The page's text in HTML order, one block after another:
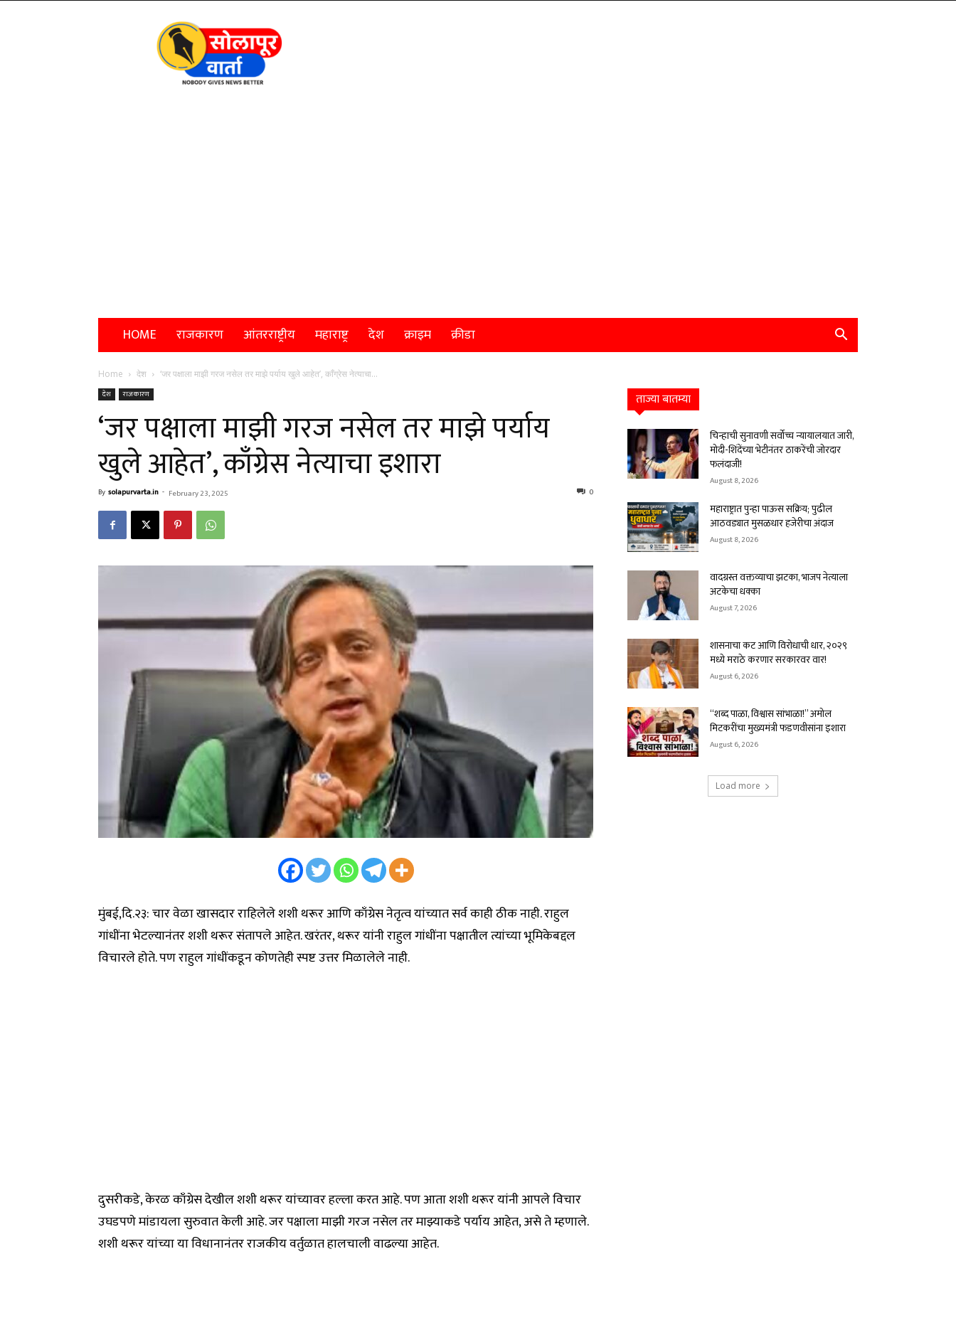
Solapur
Varta
HOME राजकारण आंतरराष्ट्रीय महाराष्ट्र देश क्राइम क्रीडा
Home देश ‘जर पक्षाला माझी गरज नसेल तर माझे पर्याय खुले आहेत’, काँग्रेस नेत्याचा...
देश राजकारण
‘जर पक्षाला माझी गरज नसेल तर माझे पर्याय
खुले आहेत’, काँग्रेस नेत्याचा इशारा
By solapurvarta.in - February 23, 2025 0
मुंबई,दि.२३: चार वेळा खासदार राहिलेले शशी थरूर आणि काँग्रेस नेतृत्व यांच्यात सर्व काही ठीक नाही. राहुल
गांधींना भेटल्यानंतर शशी थरूर संतापले आहेत. खरंतर, थरूर यांनी राहुल गांधींना पक्षातील त्यांच्या भूमिकेबद्दल
विचारले होते. पण राहुल गांधींकडून कोणतेही स्पष्ट उत्तर मिळालेले नाही.
दुसरीकडे, केरळ काँग्रेस देखील शशी थरूर यांच्यावर हल्ला करत आहे. पण आता शशी थरूर यांनी आपले विचार
उघडपणे मांडायला सुरुवात केली आहे. जर पक्षाला माझी गरज नसेल तर माझ्याकडे पर्याय आहेत, असे ते म्हणाले.
शशी थरूर यांच्या या विधानानंतर राजकीय वर्तुळात हालचाली वाढल्या आहेत.
ताज्या बातम्या
चिन्हाची सुनावणी सर्वोच्च न्यायालयात जारी,
मोदी-शिंदेंच्या भेटीनंतर ठाकरेंची जोरदार
फलंदाजी!
August 8, 2026
महाराष्ट्रात पुन्हा पाऊस सक्रिय; पुढील
आठवड्यात मुसळधार हजेरीचा अंदाज
August 8, 2026
वादग्रस्त वक्तव्याचा झटका, भाजप नेत्याला
अटकेचा धक्का
August 7, 2026
शासनाचा कट आणि विरोधाची धार, २०२९
मध्ये मराठे करणार सरकारवर वार!
August 6, 2026
“शब्द पाळा, विश्वास सांभाळा!” अमोल
मिटकरींचा मुख्यमंत्री फडणवीसांना इशारा
August 6, 2026
Load more